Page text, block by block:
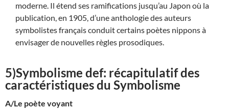
moderne. Il étend ses ramifications jusqu’au Japon où la
publication, en 1905, d’une anthologie des auteurs
symbolistes français conduit certains poètes nippons à
envisager de nouvelles règles prosodiques.
5)Symbolisme def: récapitulatif des
caractéristiques du Symbolisme
A/Le poète voyant